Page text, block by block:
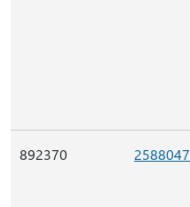
892370 2588047